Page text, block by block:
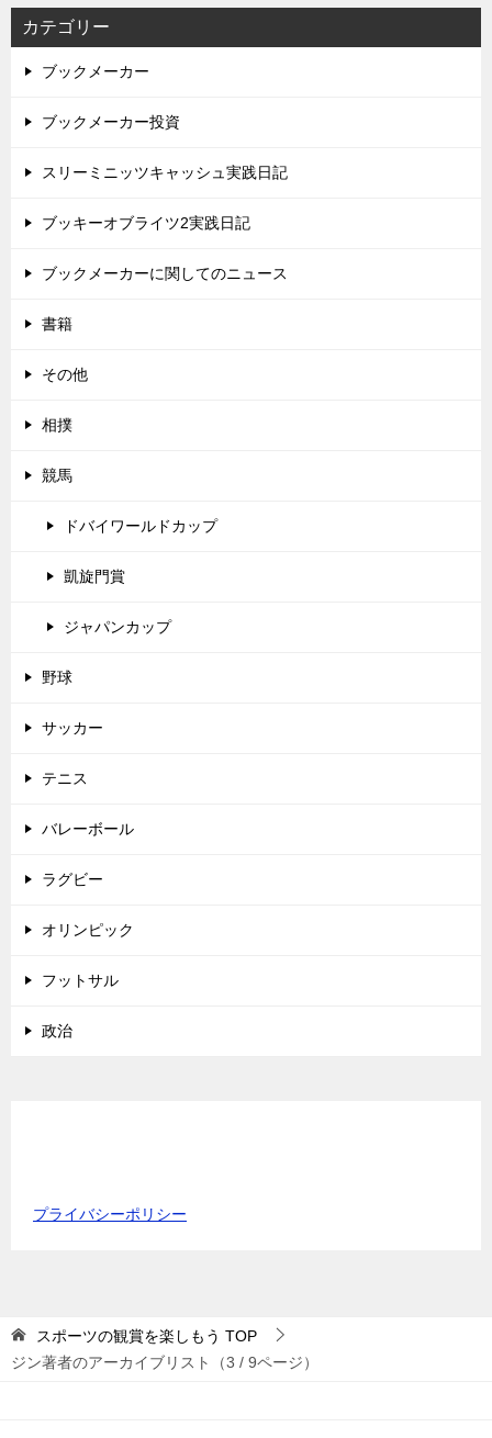
カテゴリー
ブックメーカー
ブックメーカー投資
スリーミニッツキャッシュ実践日記
ブッキーオブライツ2実践日記
ブックメーカーに関してのニュース
書籍
その他
相撲
競馬
ドバイワールドカップ
凱旋門賞
ジャパンカップ
野球
サッカー
テニス
バレーボール
ラグビー
オリンピック
フットサル
政治
プライバシーポリシー
スポーツの観賞を楽しもう TOP
ジン著者のアーカイブリスト（3 / 9ページ）